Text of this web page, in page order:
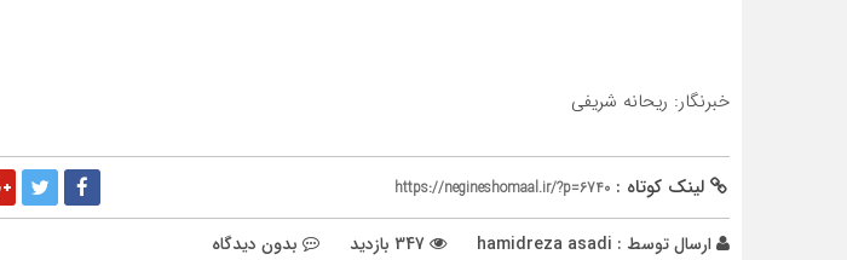
خبرنگار: ریحانه شریفی
لینک کوتاه : https://negineshomaal.ir/?p=6740
ارسال توسط : hamidreza asadi بدون دیدگاه